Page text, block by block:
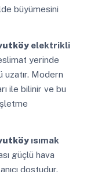
büyümesini
elektrikli
yerinde
uzatır. Modern
ile bilinir ve bu
ısımak
güçlü hava
dostudur.